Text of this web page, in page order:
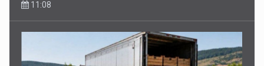
11:08